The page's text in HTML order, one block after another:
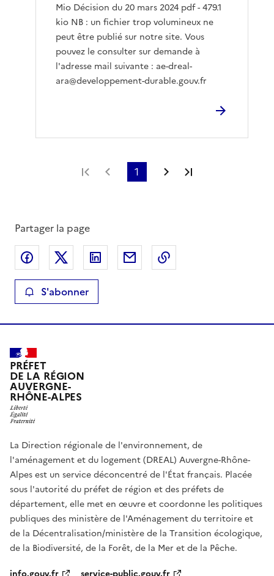
Mio Décision du 20 mars 2024 pdf - 479.1
kio NB : un fichier trop volumineux ne
peut être publié sur notre site. Vous
pouvez le consulter sur demande à
l'adresse mail suivante : ae-dreal-
ara@developpement-durable.gouv.fr
Première page
Page précédente
1 Page suivante
Partager la page
Partager sur Facebook
Partager sur XPartager sur LinkedIn
Partager par email
S'abonner
PRÉFET
DE LA RÉGION
AUVERGNE-
RHÔNE-ALPES
La Direction régionale de l'environnement, de
l'aménagement et du logement (DREAL) Auvergne-Rhône-
Alpes est un service déconcentré de l'État français. Placée
sous l'autorité du préfet de région et des préfets de
département, elle met en œuvre et coordonne les politiques
publiques des ministère de l'Aménagement du territoire et
de la Décentralisation/ministère de la Transition écologique,
de la Biodiversité, de la Forêt, de la Mer et de la Pêche.